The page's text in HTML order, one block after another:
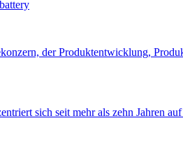
der Produktentwicklung,
sich seit mehr als zehn Jahren